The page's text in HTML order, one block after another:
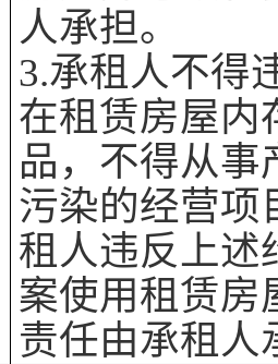
人承担。
3.承租人不得
在租赁房屋内
品，不得从事
污染的经营项
租人违反上述
案使用租赁房
责任由承租人